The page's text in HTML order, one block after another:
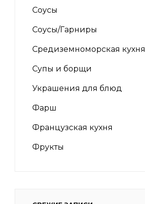
Соусы
Соусы/Гарниры
Средиземноморская кухня
Супы и борщи
Украшения для блюд
Фарш
Французская кухня
Фрукты